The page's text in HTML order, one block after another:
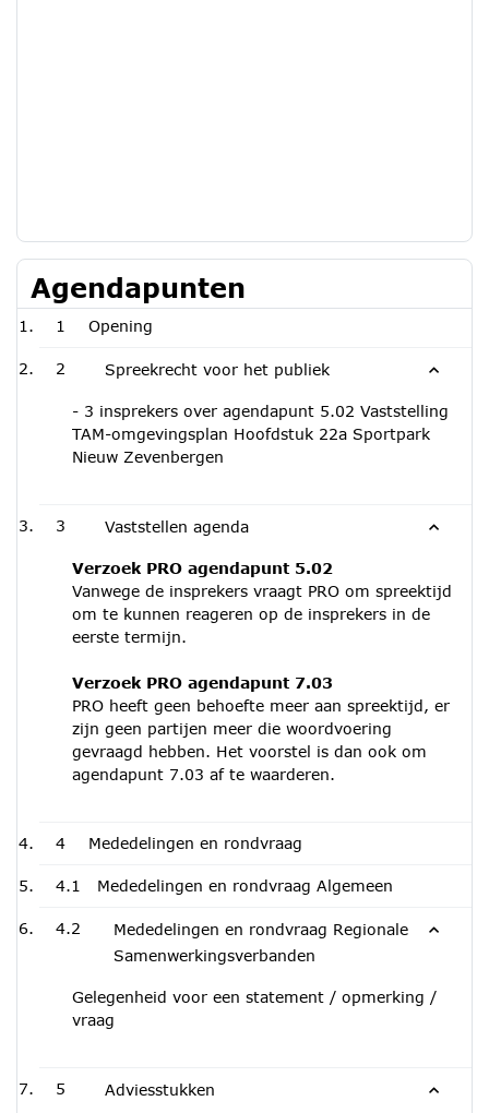
Agendapunten
1 Opening
2 Spreekrecht voor het publiek
- 3 insprekers over agendapunt 5.02 Vaststelling
TAM-omgevingsplan Hoofdstuk 22a Sportpark
Nieuw Zevenbergen
3 Vaststellen agenda
Verzoek PRO agendapunt 5.02
Vanwege de insprekers vraagt PRO om spreektijd
om te kunnen reageren op de insprekers in de
eerste termijn.
Verzoek PRO agendapunt 7.03
PRO heeft geen behoefte meer aan spreektijd, er
zijn geen partijen meer die woordvoering
gevraagd hebben. Het voorstel is dan ook om
agendapunt 7.03 af te waarderen.
4 Mededelingen en rondvraag
4.1 Mededelingen en rondvraag Algemeen
4.2
Mededelingen en rondvraag Regionale
Samenwerkingsverbanden
Gelegenheid voor een statement / opmerking /
vraag
5 Adviesstukken